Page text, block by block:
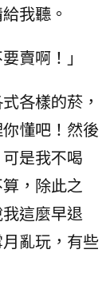
我聽。
賣啊！」
各樣的菸，
懂吧！然後
是我不喝
，除此之
這麼早退
亂玩，有些